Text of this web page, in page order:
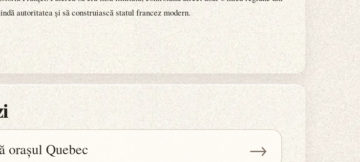
autoritatea și să construiască statul francez modern.
orașul Quebec →